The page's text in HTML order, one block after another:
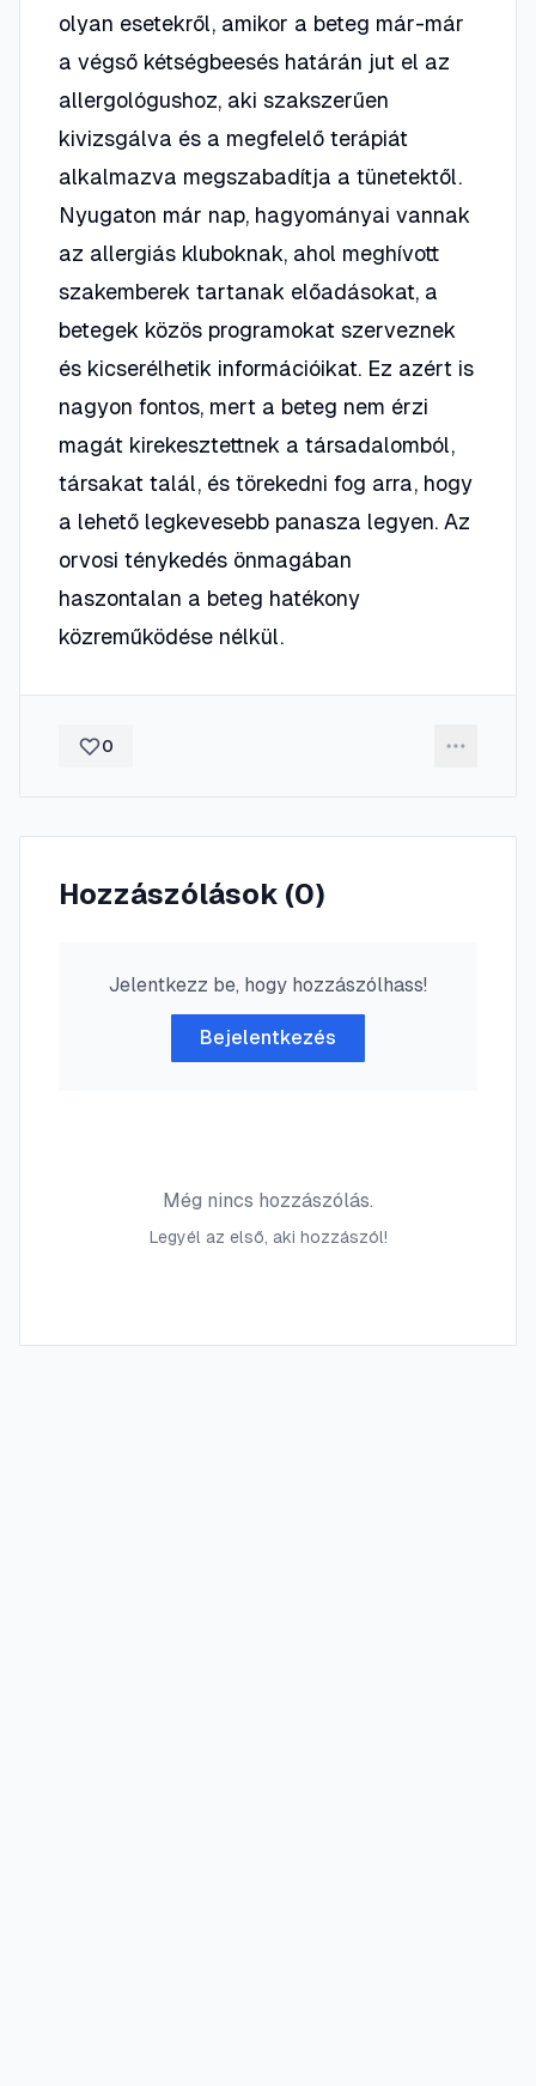
olyan esetekről, amikor a beteg már-már
a végső kétségbeesés határán jut el az
allergológushoz, aki szakszerűen
kivizsgálva és a megfelelő terápiát
alkalmazva megszabadítja a tünetektől.
Nyugaton már nap, hagyományai vannak
az allergiás kluboknak, ahol meghívott
szakemberek tartanak előadásokat, a
betegek közös programokat szerveznek
és kicserélhetik információikat. Ez azért is
nagyon fontos, mert a beteg nem érzi
magát kirekesztettnek a társadalomból,
társakat talál, és törekedni fog arra, hogy
a lehető legkevesebb panasza legyen. Az
orvosi ténykedés önmagában
haszontalan a beteg hatékony
közreműködése nélkül.
0
Hozzászólások (0)
Jelentkezz be, hogy hozzászólhass!
Bejelentkezés
Még nincs hozzászólás.
Legyél az első, aki hozzászól!